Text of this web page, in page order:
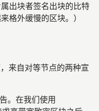
属出块者签名出块的比特
格外缓慢的区块。）
来自对等节点的两种宣
。在我们使用